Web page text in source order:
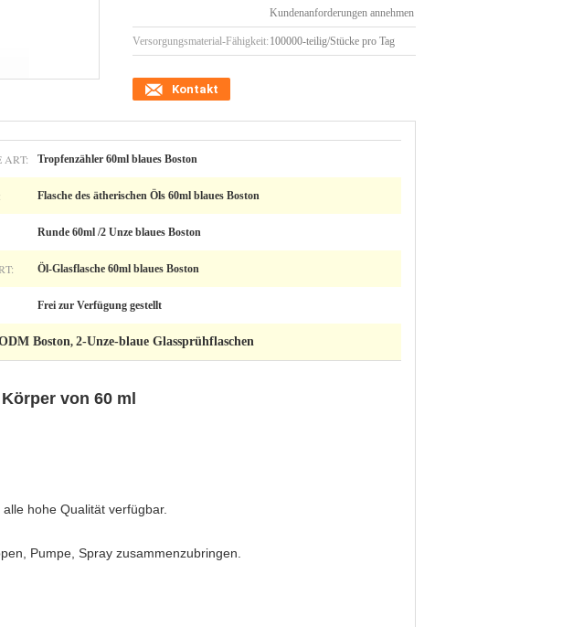
Kundenanforderungen annehmen
Versorgungsmaterial-Fähigkeit: 100000-teilig/Stücke pro Tag
Kontakt
ART: Tropfenzähler 60ml blaues Boston
Flasche des ätherischen Öls 60ml blaues Boston
Runde 60ml /2 Unze blaues Boston
Öl-Glasflasche 60ml blaues Boston
Frei zur Verfügung gestellt
Boston, 2-Unze-blaue Glassprühflaschen
von 60 ml
hohe Qualität verfügbar.
Pumpe, Spray zusammenzubringen.